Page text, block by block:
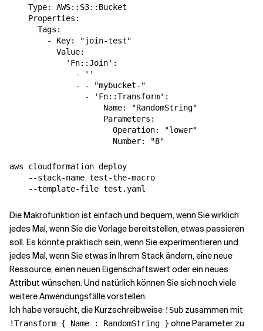
    Type: AWS::S3::Bucket
    Properties:
      Tags:
        - Key: "join-test"
          Value:
            'Fn::Join':
              - ''
              - - "mybucket-"
                - 'Fn::Transform':
                    Name: "RandomString"
                    Parameters:
                      Operation: "lower"
aws cloudformation deploy
    --stack-name test-the-macro
Die Makrofunktion ist einfach und bequem, wenn Sie wirklich
jedes Mal, wenn Sie die Vorlage bereitstellen, etwas passieren
soll. Es könnte praktisch sein, wenn Sie experimentieren und
jedes Mal, wenn Sie etwas in Ihrem Stack ändern, eine neue
Ressource, einen neuen Eigenschaftswert oder ein neues
Attribut wünschen. Und natürlich können Sie sich noch viele
weitere Anwendungsfälle vorstellen.
Ich habe versucht, die Kurzschreibweise !Sub zusammen mit
!Transform { Name : RandomString } ohne Parameter zu